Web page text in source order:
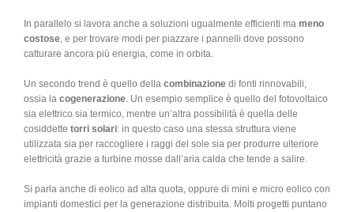
In parallelo si lavora anche a soluzioni ugualmente efficienti ma meno
costose , e per trovare modi per piazzare i pannelli dove possono
catturare ancora più energia, come in orbita.
Un secondo trend è quello della combinazione di fonti rinnovabili,
ossia la cogenerazione . Un esempio semplice è quello del fotovoltaico
sia elettrico sia termico, mentre un’altra possibilità è quella delle
cosiddette torri solari: in questo caso una stessa struttura viene
utilizzata sia per raccogliere i raggi del sole sia per produrre ulteriore
elettricità grazie a turbine mosse dall’aria calda che tende a salire.
Si parla anche di eolico ad alta quota, oppure di mini e micro eolico con
impianti domestici per la generazione distribuita. Molti progetti puntano